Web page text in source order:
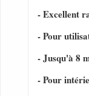
- Excellent
- Pour
- Jusqu'à 8
- Pour